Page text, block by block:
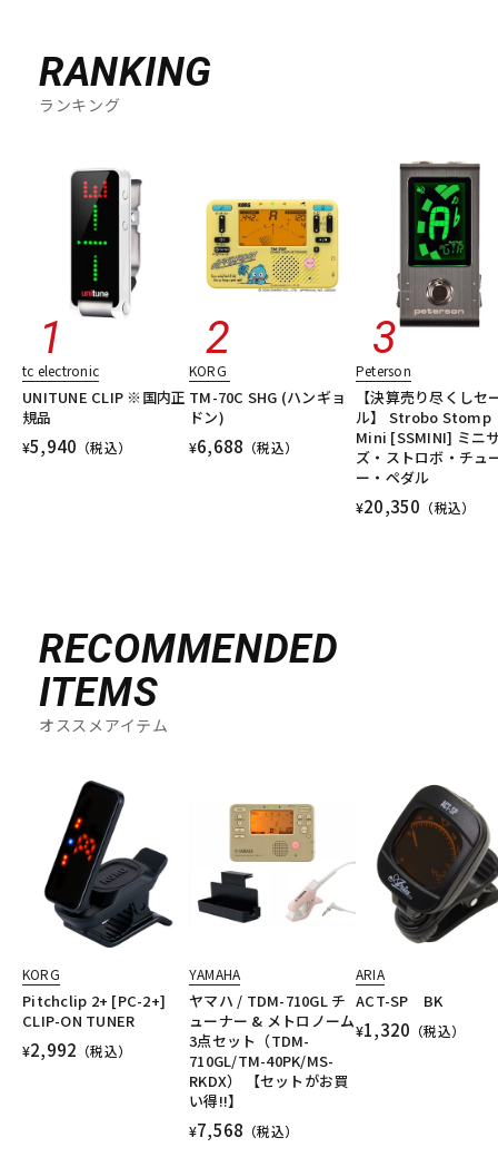
RANKING
ランキング
tc electronic
UNITUNE CLIP ※国内正
規品
¥5,940 （税込）
KORG
TM-70C SHG (ハンギョ
ドン)
¥6,688 （税込）
Peterson
【決算売り尽くしセ
ル】 Strobo Stomp
Mini [SSMINI] ミニ
ズ・ストロボ・チュ
ー・ペダル
¥20,350 （税込）
RECOMMENDED
ITEMS
オススメアイテム
KORG
Pitchclip 2+ [PC-2+]
CLIP-ON TUNER
¥2,992 （税込）
YAMAHA
ヤマハ / TDM-710GL チ
ューナー & メトロノーム
3点セット（TDM-
710GL/TM-40PK/MS-
RKDX） 【セットがお買
い得!!】
¥7,568 （税込）
ARIA
ACT-SP BK
¥1,320 （税込）